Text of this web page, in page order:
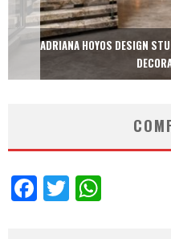
ADRIANA HOYOS DESIGN
Facebook
Twitter